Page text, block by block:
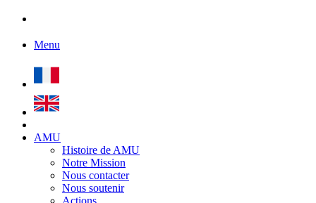
Menu
AMU
Histoire de AMU
Notre Mission
Nous contacter
Nous soutenir
Actions